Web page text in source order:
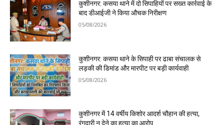
कुशीनगर: कसया थाने में दो सिपाहियों पर सख्त कार्रवाई के
बाद डीआईजी ने किया औचक निरीक्षण
05/08/2026
कुशीनगर: कसया थाने के सिपाही पर ढाबा संचालक से
लड़की की डिमांड और मारपीट पर बड़ी कार्यवाही
05/08/2026
कुशीनगर में 14 वर्षीय किशोर आदर्श चौहान की हत्या,
रंगदारी न देने का हत्या का आरोप